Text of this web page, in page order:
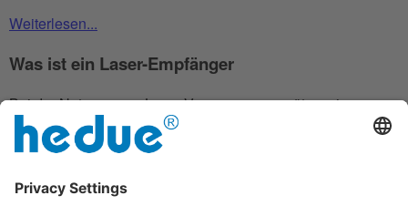
Weiterlesen...
Was ist ein Laser-Empfänger
Bei der Nutzung von Laser-Vermessungsgeräten wie zum
Beispiel, Rotationslaser und Linienlaser, tritt immer wieder ein
Problem auf: Bei zunehmender Helligkeit, ob durch
Laserlicht abgeschwächt und ist mit dem bloßen Auge